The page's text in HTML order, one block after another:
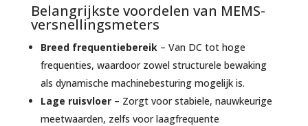
Belangrijkste voordelen van MEMS-
versnellingsmeters
Breed frequentiebereik– Van DC tot hoge
frequenties, waardoor zowel structurele bewaking
als dynamische machinebesturing mogelijk is.
Lage ruisvloer– Zorgt voor stabiele, nauwkeurige
meetwaarden, zelfs voor laagfrequente